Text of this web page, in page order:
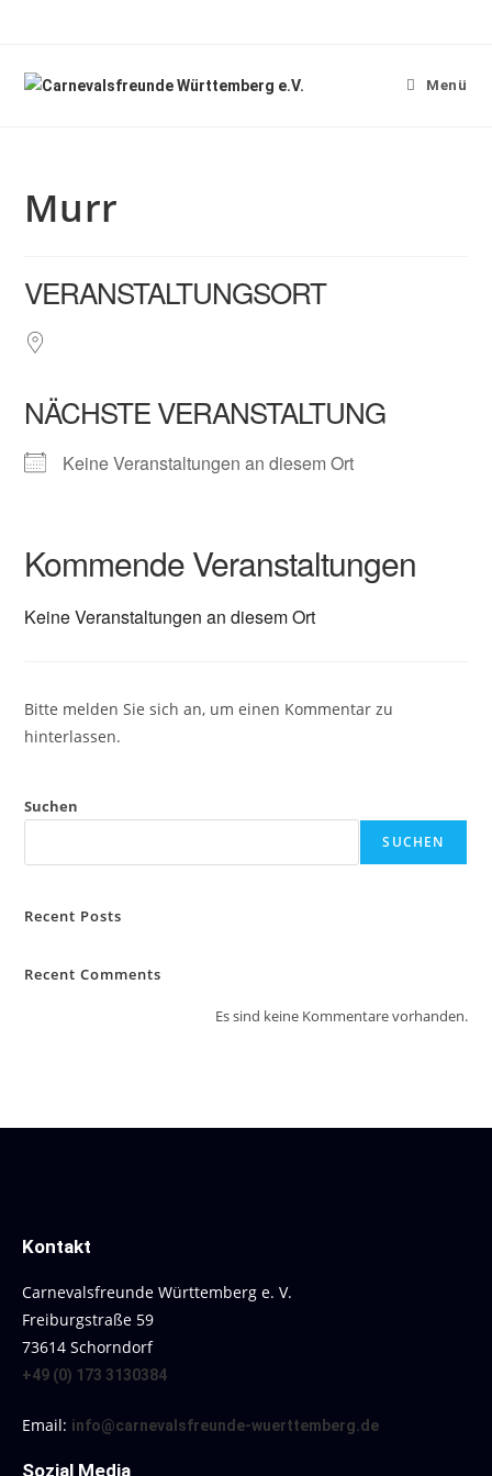
Menü
Murr
VERANSTALTUNGSORT
NÄCHSTE VERANSTALTUNG
Keine Veranstaltungen an diesem Ort
Kommende Veranstaltungen
Keine Veranstaltungen an diesem Ort
Bitte melden Sie sich an, um einen Kommentar zu
hinterlassen.
Suchen
SUCHEN
Recent Posts
Recent Comments
Es sind keine Kommentare vorhanden.
Kontakt
Carnevalsfreunde Württemberg e. V.
Freiburgstraße 59
73614 Schorndorf
+49 (0) 173 3130384
Email: info@carnevalsfreunde-wuerttemberg.de
Sozial Media